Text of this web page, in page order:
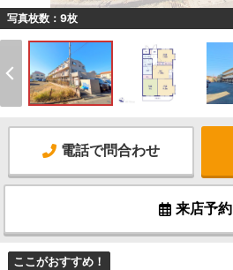
写真枚数：9枚
電話で問合わせ
来店予約
ここがおすすめ！